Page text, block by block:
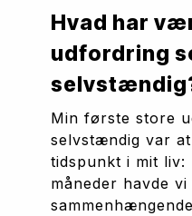
Hvad har
udfordring
Min første store
selvstændig var
tidspunkt i mit
måneder havde